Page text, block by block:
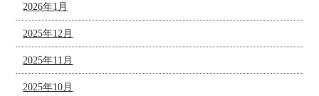
2026年1月
2025年12月
2025年11月
2025年10月